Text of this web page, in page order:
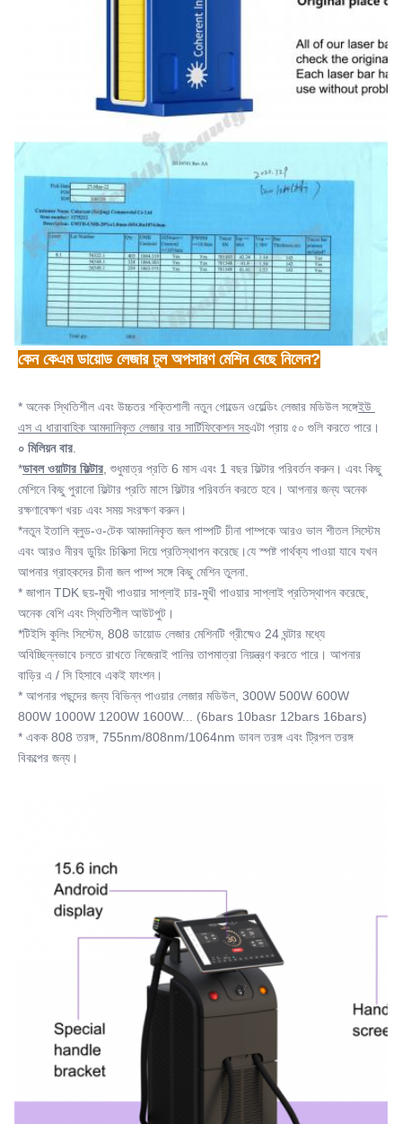
কেন কেএম ডায়োড লেজার চুল অপসারণ মেশিন বেছে নিলেন?
* অনেক স্থিতিশীল এবং উচ্চতর শক্তিশালী নতুন গোল্ডেন ওয়েল্ডিং লেজার মডিউল সঙ্গেইউ
এস এ ধারাবাহিক আমদানিকৃত লেজার বার সার্টিফিকেশন সহএটা প্রায় ৫০ গুলি করতে পারে।
০ মিলিয়ন বার
*ডাবল ওয়াটার ফিল্টার , শুধুমাত্র প্রতি 6 মাস এবং 1 বছর ফিল্টার পরিবর্তন করুন। এবং কিছু
মেশিনে কিছু পুরানো ফিল্টার প্রতি মাসে ফিল্টার পরিবর্তন করতে হবে। আপনার জন্য অনেক
রক্ষণাবেক্ষণ খরচ এবং সময় সংরক্ষণ করুন।
*নতুন ইতালি ব্লুড-ও-টেক আমদানিকৃত জল পাম্পটি চীনা পাম্পকে আরও ভাল শীতল সিস্টেম
এবং আরও নীরব ডুয়িং চিকিত্সা দিয়ে প্রতিস্থাপন করেছে।যে স্পষ্ট পার্থক্য পাওয়া যাবে যখন
আপনার গ্রাহকদের চীনা জল পাম্প সঙ্গে কিছু মেশিন তুলনা.
* জাপান TDK ছয়-মুখী পাওয়ার সাপ্লাই চার-মুখী পাওয়ার সাপ্লাই প্রতিস্থাপন করেছে,
অনেক বেশি এবং স্থিতিশীল আউটপুট।
*টিইসি কুলিং সিস্টেম, 808 ডায়োড লেজার মেশিনটি গ্রীষ্মেও 24 ঘন্টার মধ্যে
অবিচ্ছিন্নভাবে চলতে রাখতে নিজেরাই পানির তাপমাত্রা নিয়ন্ত্রণ করতে পারে। আপনার
বাড়ির এ / সি হিসাবে একই ফাংশন।
* আপনার পছন্দের জন্য বিভিন্ন পাওয়ার লেজার মডিউল, 300W 500W 600W
800W 1000W 1200W 1600W... (6bars 10basr 12bars 16bars)
* একক 808 তরঙ্গ, 755nm/808nm/1064nm ডাবল তরঙ্গ এবং ট্রিপল তরঙ্গ
বিকল্পের জন্য।